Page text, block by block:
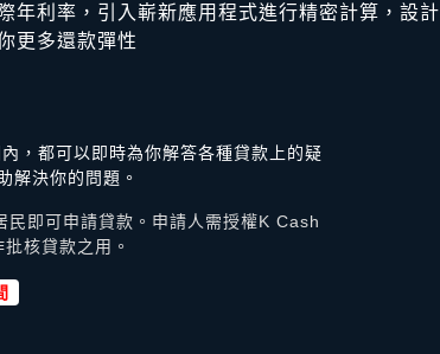
年利率，引入嶄新應用程式進行精密計算，設計
更多還款彈性
，都可以即時為你解答各種貸款上的疑
解決你的問題。
民即可申請貸款。申請人需授權K Cash
核貸款之用。